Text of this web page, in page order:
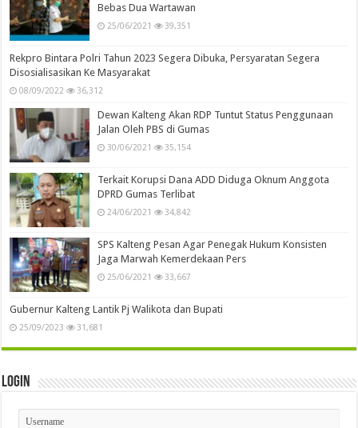
Bebas Dua Wartawan
25/06/2021 39,351
Rekpro Bintara Polri Tahun 2023 Segera Dibuka, Persyaratan Segera
Disosialisasikan Ke Masyarakat
08/09/2022 36,312
Dewan Kalteng Akan RDP Tuntut Status Penggunaan
Jalan Oleh PBS di Gumas
30/06/2021 35,154
Terkait Korupsi Dana ADD Diduga Oknum Anggota
DPRD Gumas Terlibat
24/06/2021 34,842
SPS Kalteng Pesan Agar Penegak Hukum Konsisten
Jaga Marwah Kemerdekaan Pers
25/06/2021 33,667
Gubernur Kalteng Lantik Pj Walikota dan Bupati
25/09/2023 31,681
Login